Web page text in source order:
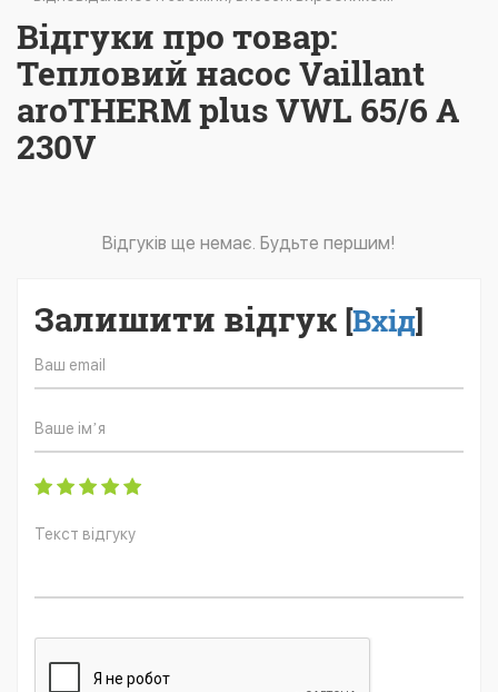
Відгуки про товар:
Тепловий насос Vaillant
aroTHERM plus VWL 65/6 A
230V
Відгуків ще немає. Будьте першим!
Залишити відгук [Вхід]